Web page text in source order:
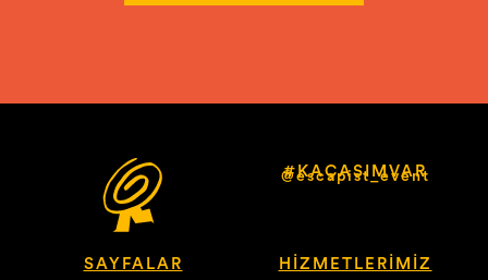
#KAÇASIMVAR
@escapist_event
SAYFALAR HIZMETLERIMIZ